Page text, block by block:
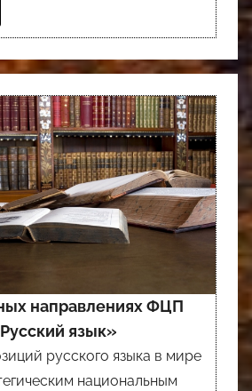
направлениях ФЦП
язык»
русского языка в мире
национальным